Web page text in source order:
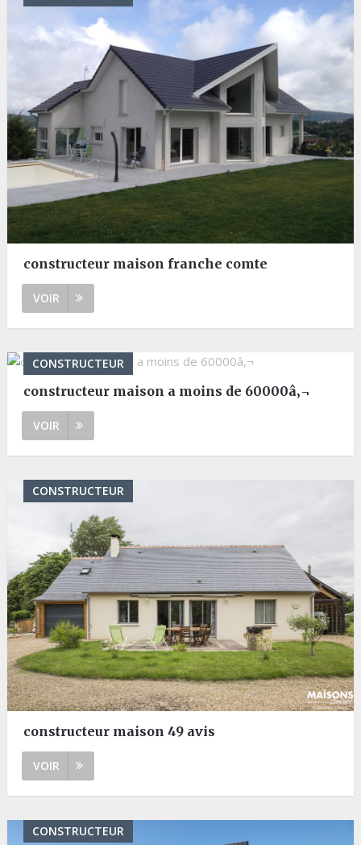
constructeur maison franche comte
VOIR
CONSTRUCTEUR
constructeur maison a moins de 60000â‚¬
VOIR
CONSTRUCTEUR
constructeur maison 49 avis
VOIR
CONSTRUCTEUR